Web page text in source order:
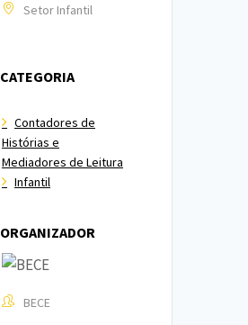
Setor Infantil
CATEGORIA
Contadores de
Histórias e
Mediadores de Leitura
Infantil
ORGANIZADOR
BECE